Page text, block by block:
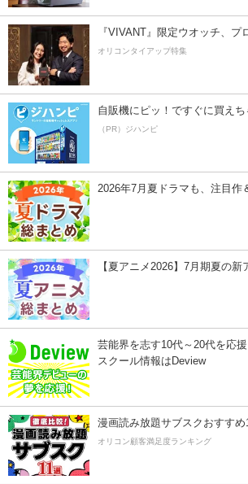
『VIVANT』限定ウオッチ、プ
オリコンタイアップ特集
自販機にピッ！ですぐに買えち
（PR）ジハンピ
2026年7月夏ドラマも、注目作
【夏アニメ2026】7月期夏の新
芸能界を志す10代～20代を応
スクール情報はDeview
漫画読み放題サブスクおすすめ
オリコン顧客満足度ランキング